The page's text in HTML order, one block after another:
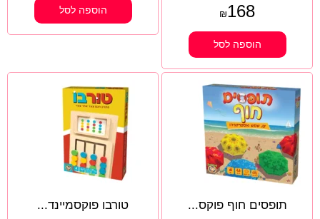
₪168
הוספה לסל
הוספה לסל
תופסים חוף פוקס... טורבו פוקסמיינד...